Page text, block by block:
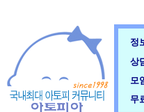
정
상
모
무